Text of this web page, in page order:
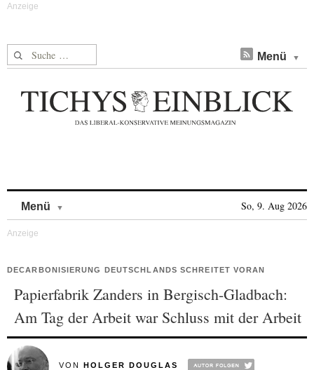
Suche nach: Menü
Menü So, 9. Aug 2026
DECARBONISIERUNG DEUTSCHLANDS SCHREITET VORAN
Papierfabrik Zanders in Bergisch-Gladbach:
Am Tag der Arbeit war Schluss mit der Arbeit
VON HOLGER DOUGLAS